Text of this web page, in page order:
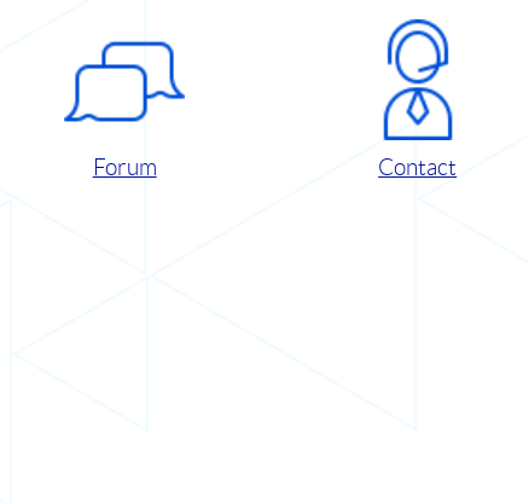
Forum Contact